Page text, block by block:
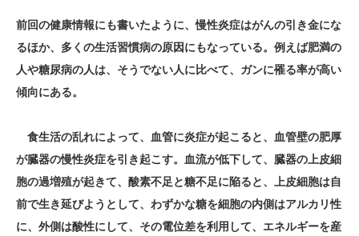
前回の健康情報にも書いたように、慢性炎症はがんの引き金にな
るほか、多くの生活習慣病の原因にもなっている。例えば肥満の
人や糖尿病の人は、そうでない人に比べて、ガンに罹る率が高い
傾向にある。
食生活の乱れによって、血管に炎症が起こると、血管壁の肥厚
が臓器の慢性炎症を引き起こす。血流が低下して、臓器の上皮細
胞の過増殖が起きて、酸素不足と糖不足に陥ると、上皮細胞は自
前で生き延びようとして、わずかな糖を細胞の内側はアルカリ性
に、外側は酸性にして、その電位差を利用して、エネルギーを産